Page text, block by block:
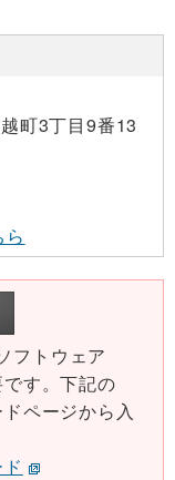
町3丁目9番13
ら
フトウェア
す。下記の
ページから入